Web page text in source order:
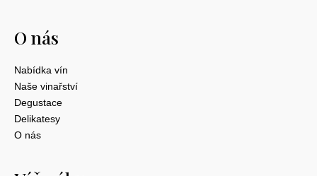
O nás
Nabídka vín
Naše vinařství
Degustace
Delikatesy
O nás